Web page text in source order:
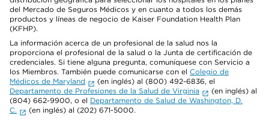
del Mercado de Seguros Médicos y en cuanto a todos los demás
productos y líneas de negocio de Kaiser Foundation Health Plan
(KFHP).
La información acerca de un profesional de la salud nos la
proporciona el profesional de la salud o la Junta de certificación de
credenciales. Si tiene alguna pregunta, comuníquese con Servicio a
los Miembros. También puede comunicarse con el Colegio de
Médicos de Maryland
(en inglés) al (800) 492-6836, el
Departamento de Profesiones de la Salud de Virginia
(en inglés) al
(804) 662-9900, o el Departamento de Salud de Washington, D.
C.
(en inglés) al (202) 671-5000.